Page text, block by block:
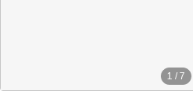
1 / 7